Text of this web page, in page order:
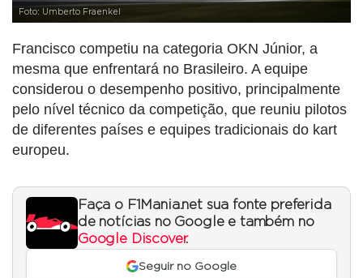
Foto: Umberto Fraenkel
Francisco competiu na categoria OKN Júnior, a
mesma que enfrentará no Brasileiro. A equipe
considerou o desempenho positivo, principalmente
pelo nível técnico da competição, que reuniu pilotos
de diferentes países e equipes tradicionais do kart
europeu.
Faça o F1Mania.net sua fonte preferida
de notícias no Google e também no
Google Discover.
Seguir no Google